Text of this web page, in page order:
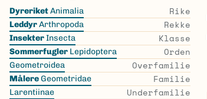
Skip
the
list
DyreriketAnimalia Rike
LeddyrArthropoda Rekke
InsekterInsecta Klasse
Sommerfugler Lepidoptera Orden
Geometroidea Overfamilie
MålereGeometridae Familie
Larentiinae Underfamilie